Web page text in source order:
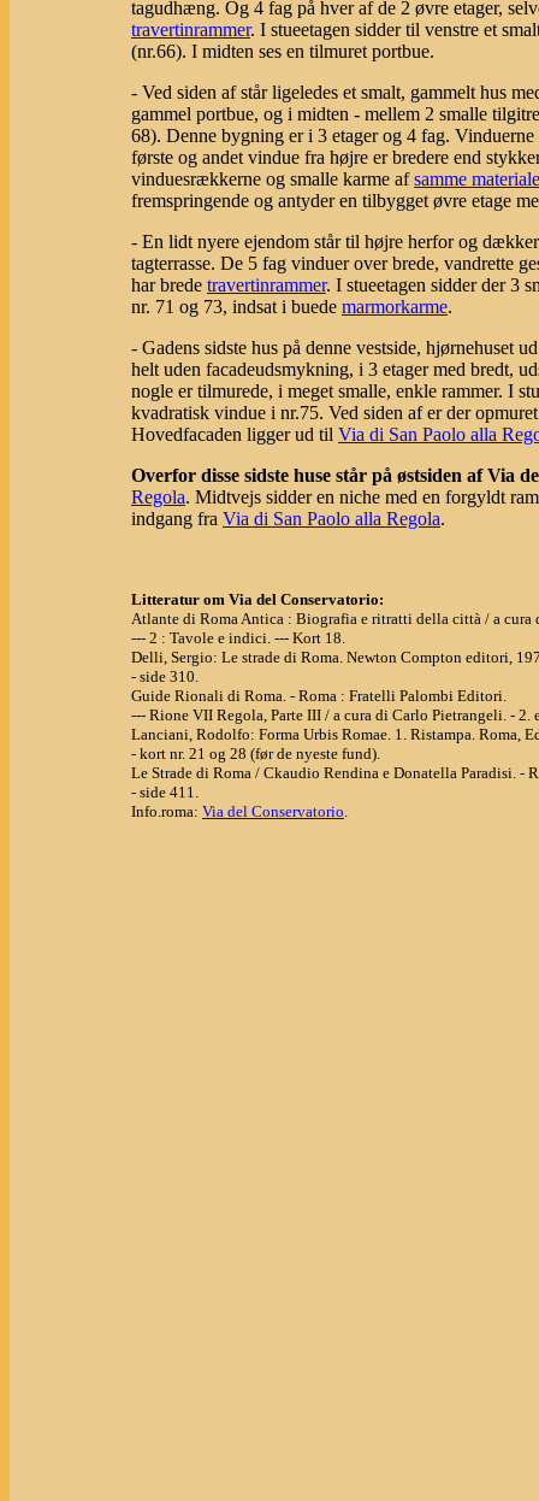
tagudhæng. Og 4 fag på hver af de 2 øvre etager,
travertinrammer. I stueetagen sidder til venstre et
(nr.66). I midten ses en tilmuret portbue.
- Ved siden af står ligeledes et smalt, gammelt hus
gammel portbue, og i midten - mellem 2 smalle
68). Denne bygning er i 3 etager og 4 fag.
første og andet vindue fra højre er bredere end
vinduesrækkerne og smalle karme afsamme materiale
fremspringende og antyder en tilbygget øvre etage
- En lidt nyere ejendom står til højre herfor og
tagterrasse. De 5 fag vinduer over brede, vandrette
har brede travertinrammer. I stueetagen sidder der 3
nr. 71 og 73, indsat i buede marmorkarme.
- Gadens sidste hus på denne vestside, hjørnehuset
helt uden facadeudsmykning, i 3 etager med bredt,
nogle er tilmurede, i meget smalle, enkle rammer. I
kvadratisk vindue i nr.75. Ved siden af er der
Hovedfacaden ligger ud til Via di San Paolo alla
Overfor disse sidste huse står på østsiden af Via
Regola. Midtvejs sidder en niche med en forgyldt
indgang fra Via di San Paolo alla Regola.
Litteratur om Via del Conservatorio:
Atlante di Roma Antica : Biografia e ritratti della città / a
--- 2 : Tavole e indici. --- Kort 18.
Delli, Sergio: Le strade di Roma. Newton Compton editori,
- side 310.
Guide Rionali di Roma. - Roma : Fratelli Palombi Editori.
--- Rione VII Regola, Parte III / a cura di Carlo Pietrangeli. - 2.
Lanciani, Rodolfo: Forma Urbis Romae. 1. Ristampa. Roma,
- kort nr. 21 og 28 (før de nyeste fund).
Le Strade di Roma / Ckaudio Rendina e Donatella Paradisi. -
- side 411.
Info.roma: Via del Conservatorio.